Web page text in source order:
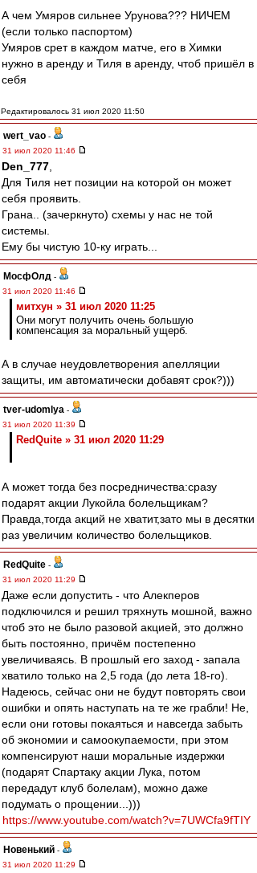
А чем Умяров сильнее Урунова??? НИЧЕМ
(если только паспортом)
Умяров срет в каждом матче, его в Химки
нужно в аренду и Тиля в аренду, чтоб пришёл в
себя
Редактировалось 31 июл 2020 11:50
wert_vao -
31 июл 2020 11:46
Den_777
Для Тиля нет позиции на которой он может
себя проявить.
Грана.. (зачеркнуто) схемы у нас не той
системы.
Ему бы чистую 10-ку играть...
МосфОлд -
31 июл 2020 11:46
митхун » 31 июл 2020 11:25
Они могут получить очень большую
компенсация за моральный ущерб.
А в случае неудовлетворения апелляции
защиты, им автоматически добавят срок?)))
tver-udomlya -
31 июл 2020 11:39
RedQuite » 31 июл 2020 11:29
А может тогда без посредничества:сразу
подарят акции Лукойла болельщикам?
Правда,тогда акций не хватит,зато мы в десятки
раз увеличим количество болельщиков.
RedQuite -
31 июл 2020 11:29
Даже если допустить - что Алекперов
подключился и решил тряхнуть мошной, важно
чтоб это не было разовой акцией, это должно
быть постоянно, причём постепенно
увеличиваясь. В прошлый его заход - запала
хватило только на 2,5 года (до лета 18-го).
Надеюсь, сейчас они не будут повторять свои
ошибки и опять наступать на те же грабли! Не,
если они готовы покаяться и навсегда забыть
об экономии и самоокупаемости, при этом
компенсируют наши моральные издержки
(подарят Спартаку акции Лука, потом
передадут клуб болелам), можно даже
подумать о прощении...)))
https://www.youtube.com/watch?v=7UWCfa9fTIY
Новенький -
31 июл 2020 11:29